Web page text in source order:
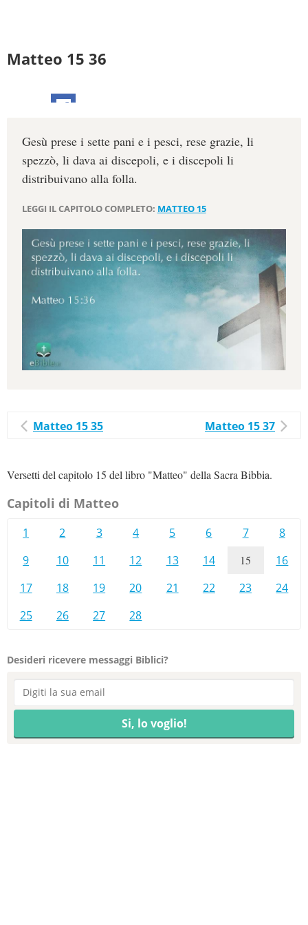
Matteo 15 36
Gesù prese i sette pani e i pesci, rese grazie, li
spezzò, li dava ai discepoli, e i discepoli li
distribuivano alla folla.
LEGGI IL CAPITOLO COMPLETO: MATTEO 15
Matteo 15 35 Matteo 15 37
Versetti del capitolo 15 del libro "Matteo" della Sacra Bibbia.
Capitoli di Matteo
1 2 3 4 5 6 7
8
9
10 11 12 13 14 15
16
17
18 19 20 21 22 23
24
25
26 27 28
Desideri ricevere messaggi Biblici?